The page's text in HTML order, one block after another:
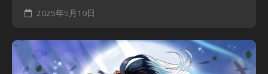
2025年5月19日